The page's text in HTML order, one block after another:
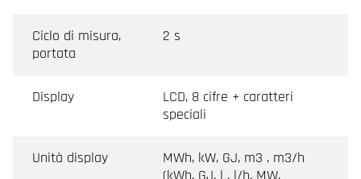
Ciclo di misura,
portata
2 s
Display
LCD, 8 cifre + caratteri
speciali
Unità display
MWh, kW, GJ, m3 , m3/h